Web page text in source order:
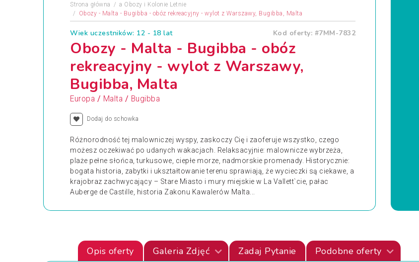
Strona główna a Obozy i Kolonie Letnie
Obozy - Malta - Bugibba - obóz rekreacyjny - wylot z Warszawy, Bugibba, Malta
Wiek uczestników: 12 - 18 lat Kod oferty: #7MM-7832
Obozy - Malta - Bugibba - obóz
rekreacyjny - wylot z Warszawy,
Bugibba, Malta
Europa / Malta / Bugibba
Dodaj do schowka
Różnorodność tej malowniczej wyspy, zaskoczy Cię i zaoferuje wszystko, czego
możesz oczekiwać po udanych wakacjach. Relaksacyjnie: malownicze wybrzeża,
plaże pełne słońca, turkusowe, ciepłe morze, nadmorskie promenady. Historycznie:
bogata historia, zabytki i ukształtowanie terenu sprawiają, że wycieczki są ciekawe, a
krajobraz zachwycający – Stare Miasto i mury miejskie w La Vallett`cie, pałac
Auberge de Castille, historia Zakonu Kawalerów Malta...
Opis oferty Galeria Zdjęć Zadaj Pytanie Podobne oferty